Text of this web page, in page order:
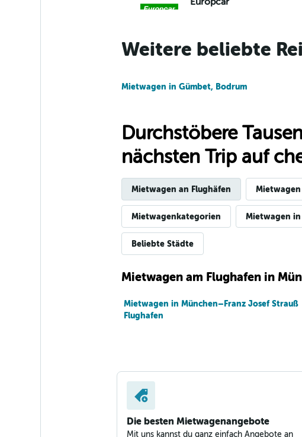
FLIZZR
1 Standort
Shouqi
1 Standort
Sunnycars
Weitere beliebte
Mietwagen in Gümbet, Bodrum
Durchstöbere
nächsten Trip auf
Mietwagen an Flughäfen
Mietwagenkategorien Mietwagen
Beliebte Städte
Mietwagen am Flughafen in
Mietwagen in München–Franz Josef Strauß
Flughafen
Die besten Mietwagenangebote
Mit uns kannst du ganz einfach Angebote an